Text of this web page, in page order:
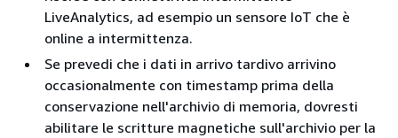
LiveAnalytics, ad esempio un sensore IoT che è
online a intermittenza.
Se prevedi che i dati in arrivo tardivo arrivino
occasionalmente con timestamp prima della
conservazione nell'archivio di memoria, dovresti
abilitare le scritture magnetiche sull'archivio per la